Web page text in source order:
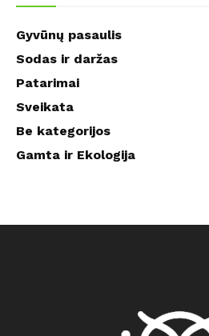
Gyvūnų pasaulis
Sodas ir daržas
Patarimai
Sveikata
Be kategorijos
Gamta ir Ekologija